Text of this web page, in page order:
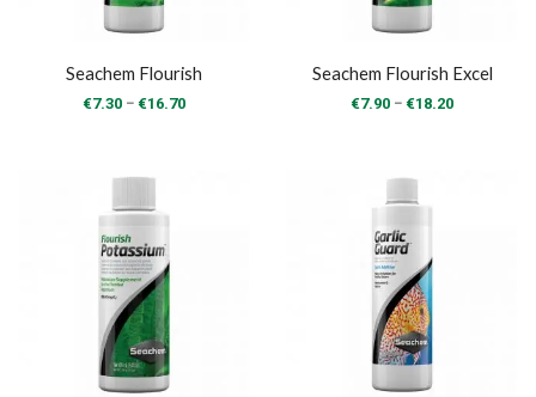
Seachem Flourish
€7.30 – €16.70Price
Seachem Flourish Excel
€7.90 – €18.20Price